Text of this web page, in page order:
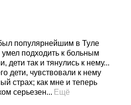
популярнейшим в Туле
умел подходить к больным
дети так и тянулись к нему...
дети, чувствовали к нему
страх; как мне и теперь
серьезен... Ещё